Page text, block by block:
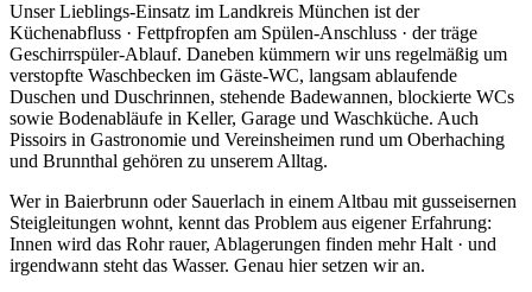
Unser Lieblings-Einsatz im Landkreis München ist der
Küchenabfluss · Fettpfropfen am Spülen-Anschluss · der träge
Geschirrspüler-Ablauf. Daneben kümmern wir uns regelmäßig um
verstopfte Waschbecken im Gäste-WC, langsam ablaufende
Duschen und Duschrinnen, stehende Badewannen, blockierte WCs
sowie Bodenabläufe in Keller, Garage und Waschküche. Auch
Pissoirs in Gastronomie und Vereinsheimen rund um Oberhaching
und Brunnthal gehören zu unserem Alltag.
Wer in Baierbrunn oder Sauerlach in einem Altbau mit gusseisernen
Steigleitungen wohnt, kennt das Problem aus eigener Erfahrung:
Innen wird das Rohr rauer, Ablagerungen finden mehr Halt · und
irgendwann steht das Wasser. Genau hier setzen wir an.